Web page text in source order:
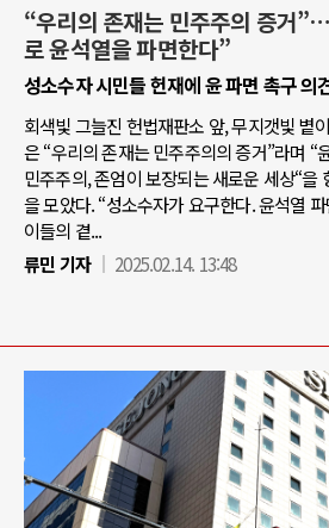
“우리의 존재는 민주주의 증거
로 윤석열을 파면한다”
성소수자 시민들 헌재에 윤 파면 촉구 의
회색빛 그늘진 헌법재판소 앞, 무지갯빛 볕
은 “우리의 존재는 민주주의의 증거”라며 “
민주주의, 존엄이 보장되는 새로운 세상“을
을 모았다. “성소수자가 요구한다. 윤석열
이들의 곁...
류민 기자
2025.02.14. 13:48